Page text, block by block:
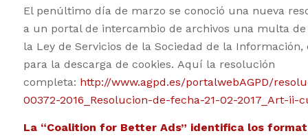
El penúltimo día de marzo se conoció una nueva
a un portal de intercambio de archivos una multa
la Ley de Servicios de la Sociedad de la
para la descarga de cookies. Aquí la resolución
completa: http://www.agpd.es/portalwebAGPD/
00372-2016_Resolucion-de-fecha-21-02-2017_Art-ii-
La “Coalition for Better Ads” identifica los